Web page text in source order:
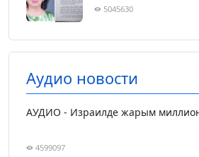
5045630
Аудио новости
АУДИО - Израилде жарым
4599097